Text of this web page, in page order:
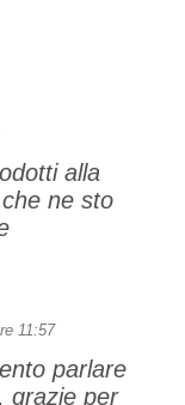
alla
ne sto
11:57
parlare
grazie per